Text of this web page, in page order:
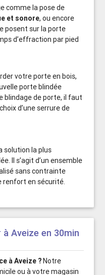
comme la pose de
et sonore, ou encore
posent sur la porte
d’effraction par pied
votre porte en bois,
porte blindée
blindage de porte, il faut
d’une serrure de
solution la plus
Il s’agit d’un ensemble
sans contrainte
renfort en sécurité.
Aveize en 30min
à Aveize ?Notre
ou à votre magasin